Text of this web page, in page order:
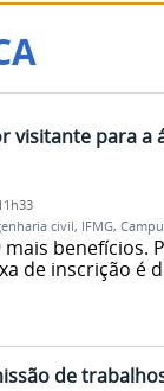
visitante para a
civil, IFMG,
benefícios.
de inscrição é
de